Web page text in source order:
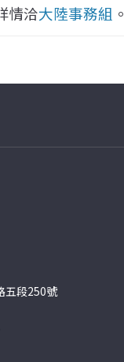
情洽大陸事務組 。
五段250號